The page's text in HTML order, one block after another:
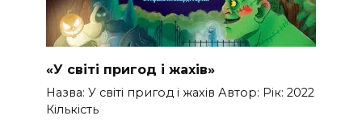
«У світі пригод і жахів»
Назва: У світі пригод і жахів Автор: Рік: 2022
Кількість